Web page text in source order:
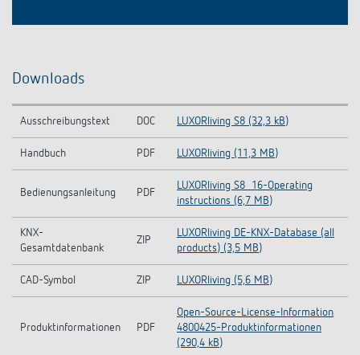
Downloads
Ausschreibungstext DOC LUXORliving S8 (32,3 kB)
Handbuch PDF LUXORliving (11,3 MB)
Bedienungsanleitung PDF
LUXORliving S8_16-Operating
instructions (6,7 MB)
KNX-
Gesamtdatenbank
ZIP
LUXORliving DE-KNX-Database (all
products) (3,5 MB)
CAD-Symbol ZIP LUXORliving (5,6 MB)
Produktinformationen PDF
Open-Source-License-Information
4800425-Produktinformationen
(290,4 kB)